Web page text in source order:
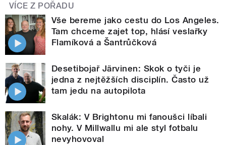
VÍCE Z POŘADU
Vše bereme jako cestu do Los Angeles.
Tam chceme zajet top, hlásí veslařky
Flamíková a Šantrůčková
Desetibojař Järvinen: Skok o tyči je
jedna z nejtěžších disciplín. Často už
tam jedu na autopilota
Skalák: V Brightonu mi fanoušci líbali
nohy. V Millwallu mi ale styl fotbalu
nevyhovoval